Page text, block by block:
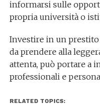
informarsi sulle
propria università o
Investire in un
da prendere alla
attenta, può portare a
professionali e
RELATED TOPICS: